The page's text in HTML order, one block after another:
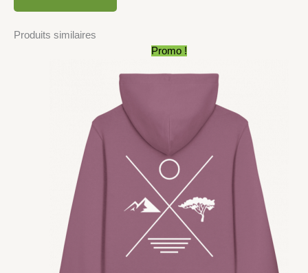
Produits similaires
Promo !
prix :
70,00€